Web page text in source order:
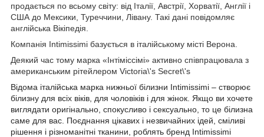
продається по всьому світу: від Італії, Австрії, Хорватії, Англії і
США до Мексики, Туреччини, Лівану. Такі дані повідомляє
англійська Вікіпедія.
Компанія Intimissimi базується в італійському місті Верона.
Деякий час тому марка «Інтіміссімі» активно співпрацювала з
американським рітейлером Victoria\'s Secret\'s
Відома італійська марка нижньої білизни Intimissimi – створює
білизну для всіх віків, для чоловіків і для жінок. Якщо ви хочете
виглядати оригінально, спокусливо і сексуально, то це білизна
саме для вас. Поєднання цікавих і незвичайних ідей, сміливі
рішення і різноманітні тканини, роблять бренд Intimissimi